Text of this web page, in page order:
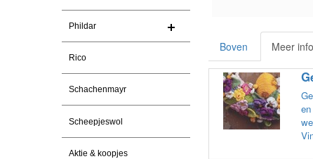
Phildar
Rico
Schachenmayr
Scheepjeswol
Aktie & koopjes
Boven Meer info